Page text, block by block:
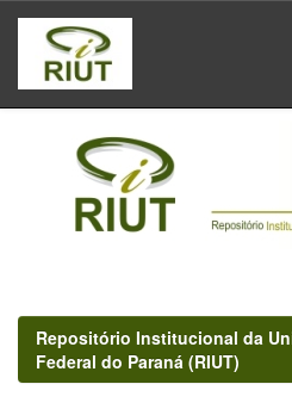
Skip
navigation
Repositório Institucional da
Federal do Paraná (RIUT)